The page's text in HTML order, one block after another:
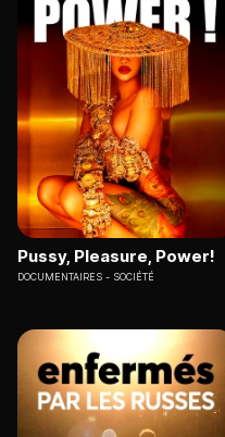
Pussy, Pleasure, Power!
DOCUMENTAIRES SOCIÉTÉ